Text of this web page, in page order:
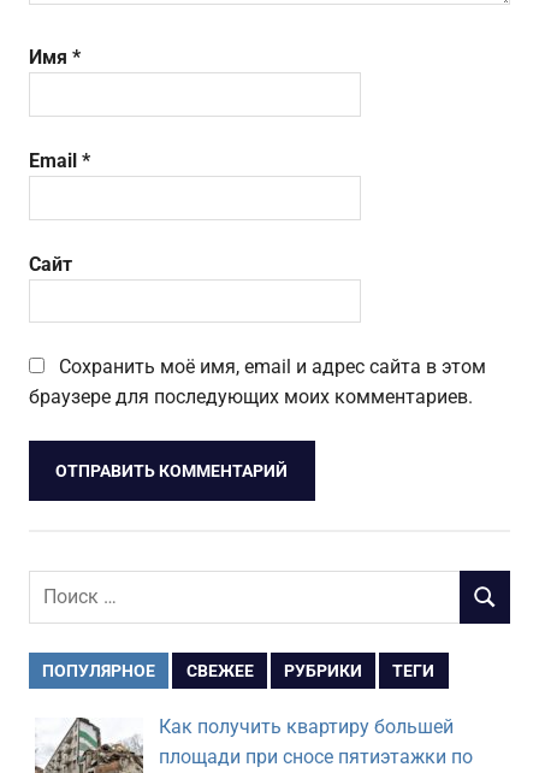
Имя *
Email *
Сайт
Сохранить моё имя, email и адрес сайта в этом
браузере для последующих моих комментариев.
Поиск
ПОИСК
ПОПУЛЯРНОЕ СВЕЖЕЕ РУБРИКИ ТЕГИ
Как получить квартиру большей
площади при сносе пятиэтажки по